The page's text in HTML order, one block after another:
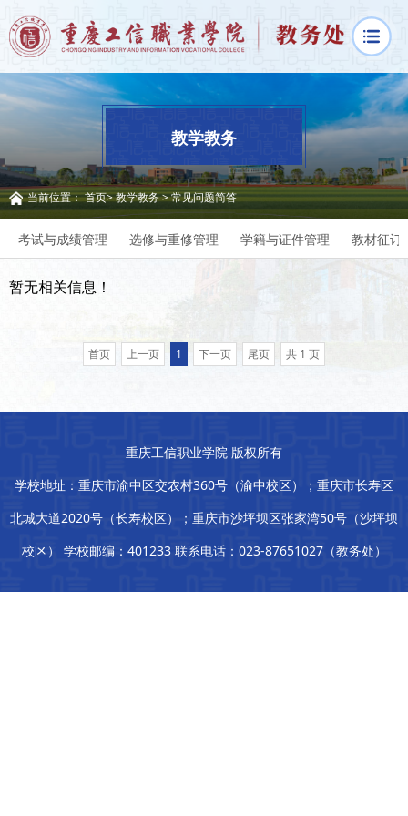
教学教务
当前位置：首页>教学教务>常见问题简答
考试与成绩管理 选修与重修管理 学籍与证件管理 教材征订
暂无相关信息！
首页 上一页 1 下一页 尾页 共 1 页
重庆工信职业学院 版权所有
学校地址：重庆市渝中区交农村360号（渝中校区）；重庆市长寿区
北城大道2020号（长寿校区）；重庆市沙坪坝区张家湾50号（沙坪坝
校区） 学校邮编：401233 联系电话：023-87651027（教务处）